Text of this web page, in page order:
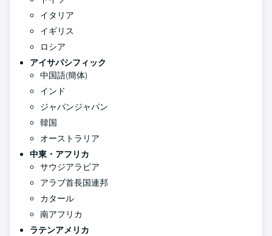
イタリア
イギリス
ロシア
アイサパシフィック
中国語(簡体)
インド
ジャパンジャパン
韓国
オーストラリア
中東・アフリカ
サウジアラビア
アラブ首長国連邦
カタール
南アフリカ
ラテンアメリカ